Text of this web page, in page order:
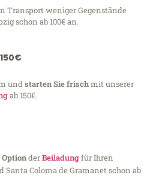
Transport weniger Gegenstände
schon ab 100€ an.
undstarten Sie frischmit unserer
ab 150€.
derBeiladungfür Ihren
Coloma de Gramanet schon ab